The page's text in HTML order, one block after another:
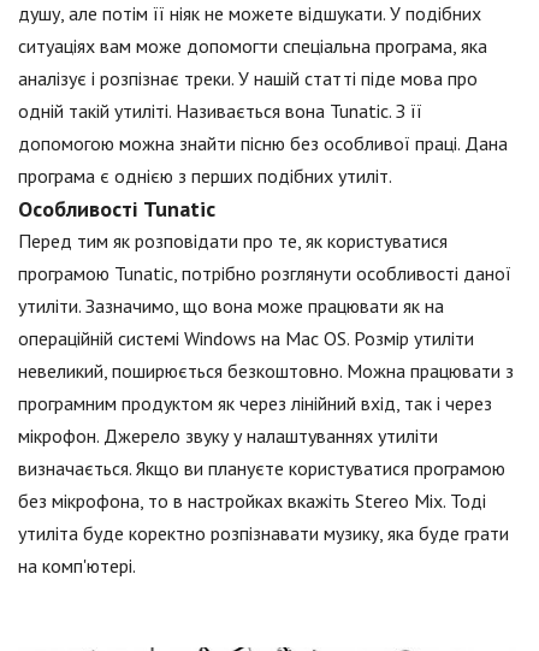
душу, але потім її ніяк не можете відшукати. У подібних
ситуаціях вам може допомогти спеціальна програма, яка
аналізує і розпізнає треки. У нашій статті піде мова про
одній такій утиліті. Називається вона Tunatic. З її
допомогою можна знайти пісню без особливої праці. Дана
програма є однією з перших подібних утиліт.
Особливості Tunatic
Перед тим як розповідати про те, як користуватися
програмою Tunatic, потрібно розглянути особливості даної
утиліти. Зазначимо, що вона може працювати як на
операційній системі Windows на Mac OS. Розмір утиліти
невеликий, поширюється безкоштовно. Можна працювати з
програмним продуктом як через лінійний вхід, так і через
мікрофон. Джерело звуку у налаштуваннях утиліти
визначається. Якщо ви плануєте користуватися програмою
без мікрофона, то в настройках вкажіть Stereo Mix. Тоді
утиліта буде коректно розпізнавати музику, яка буде грати
на комп'ютері.